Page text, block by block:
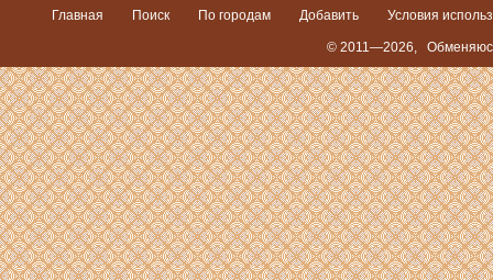
Главная Поиск По городам Добавить Условия
© 2011—2026,